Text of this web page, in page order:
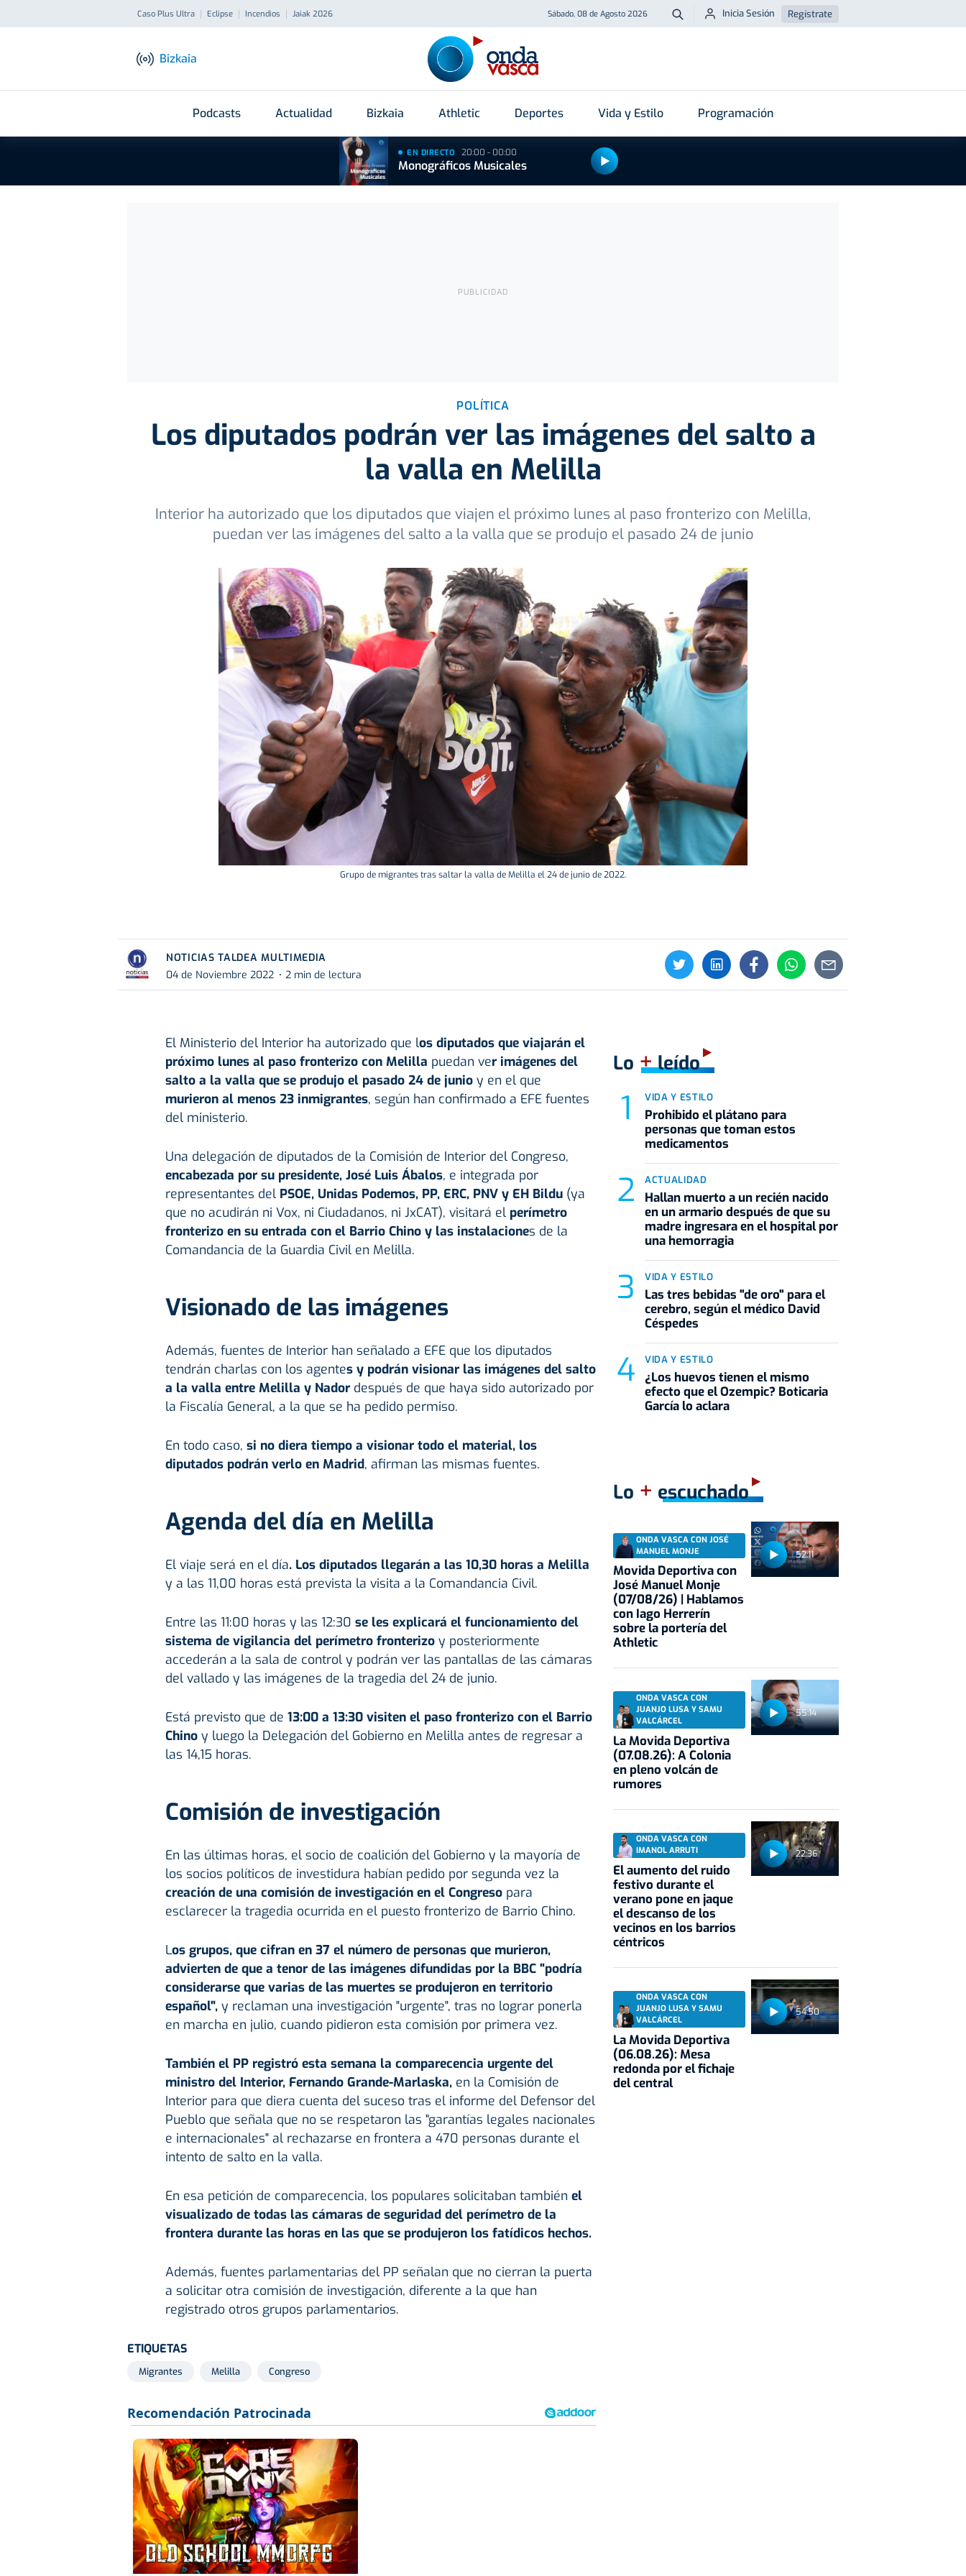
Caso Plus Ultra Eclipse Incendios Jaiak 2026 Sábado, 08 de Agosto 2026 Buscar
Inicia Sesión Regístrate
Bizkaia
Podcasts Actualidad Bizkaia Athletic Deportes Vida y Estilo Programación
EN DIRECTO 20:00 - 00:00
Monográficos Musicales
POLÍTICA
Los diputados podrán ver las imágenes del salto a
la valla en Melilla
Interior ha autorizado que los diputados que viajen el próximo lunes al paso fronterizo con Melilla,
puedan ver las imágenes del salto a la valla que se produjo el pasado 24 de junio
Grupo de migrantes tras saltar la valla de Melilla el 24 de junio de 2022.
NOTICIAS TALDEA MULTIMEDIA
04 de Noviembre 2022
2 min de lectura
El Ministerio del Interior ha autorizado que los diputados que viajarán el
próximo lunes al paso fronterizo con Melilla puedan ver imágenes del
salto a la valla que se produjo el pasado 24 de junioy en el que
murieron al menos 23 inmigrantes, según han confirmado a EFE fuentes
del ministerio.
Una delegación de diputados de la Comisión de Interior del Congreso,
encabezada por su presidente, José Luis Ábalos, e integrada por
representantes del PSOE, Unidas Podemos, PP, ERC, PNV y EH Bildu (ya
que no acudirán ni Vox, ni Ciudadanos, ni JxCAT), visitará el perímetro
fronterizo en su entrada con el Barrio Chino y las instalaciones de la
Comandancia de la Guardia Civil en Melilla.
Visionado de las imágenes
Además, fuentes de Interior han señalado a EFE que los diputados
tendrán charlas con los agentes y podrán visionar las imágenes del salto
a la valla entre Melilla y Nadordespués de que haya sido autorizado por
la Fiscalía General, a la que se ha pedido permiso.
En todo caso, si no diera tiempo a visionar todo el material, los
diputados podrán verlo en Madrid, afirman las mismas fuentes.
Agenda del día en Melilla
El viaje será en el día. Los diputados llegarán a las 10,30 horas a Melilla
y a las 11,00 horas está prevista la visita a la Comandancia Civil.
Entre las 11:00 horas y las 12:30 se les explicará el funcionamiento del
sistema de vigilancia del perímetro fronterizoy posteriormente
accederán a la sala de control y podrán ver las pantallas de las cámaras
del vallado y las imágenes de la tragedia del 24 de junio.
Está previsto que de 13:00 a 13:30 visiten el paso fronterizo con el Barrio
Chino y luego la Delegación del Gobierno en Melilla antes de regresar a
las 14,15 horas.
Comisión de investigación
En las últimas horas, el socio de coalición del Gobierno y la mayoría de
los socios políticos de investidura habían pedido por segunda vez la
creación de una comisión de investigación en el Congreso para
esclarecer la tragedia ocurrida en el puesto fronterizo de Barrio Chino.
Los grupos, que cifran en 37 el número de personas que murieron,
advierten de que a tenor de las imágenes difundidas por la BBC "podría
considerarse que varias de las muertes se produjeron en territorio
español", y reclaman una investigación "urgente", tras no lograr ponerla
en marcha en julio, cuando pidieron esta comisión por primera vez.
También el PP registró esta semana la comparecencia urgente del
ministro del Interior, Fernando Grande-Marlaska, en la Comisión de
Interior para que diera cuenta del suceso tras el informe del Defensor del
Pueblo que señala que no se respetaron las "garantías legales nacionales
e internacionales" al rechazarse en frontera a 470 personas durante el
intento de salto en la valla.
En esa petición de comparecencia, los populares solicitaban también el
visualizado de todas las cámaras de seguridad del perímetro de la
frontera durante las horas en las que se produjeron los fatídicos hechos.
Además, fuentes parlamentarias del PP señalan que no cierran la puerta
a solicitar otra comisión de investigación, diferente a la que han
registrado otros grupos parlamentarios.
ETIQUETAS
Migrantes Melilla Congreso
Lo +leído
VIDA Y ESTILO
Prohibido el plátano para
personas que toman estos
medicamentos
ACTUALIDAD
Hallan muerto a un recién nacido
en un armario después de que su
madre ingresara en el hospital por
una hemorragia
VIDA Y ESTILO
Las tres bebidas "de oro" para el
cerebro, según el médico David
Céspedes
VIDA Y ESTILO
¿Los huevos tienen el mismo
efecto que el Ozempic? Boticaria
García lo aclara
Lo + escuchado
52:11
ONDA VASCA CON JOSÉ
MANUEL MONJE
Movida Deportiva con
José Manuel Monje
(07/08/26) | Hablamos
con Iago Herrerín
sobre la portería del
Athletic
55:14
ONDA VASCA CON
JUANJO LUSA Y SAMU
VALCÁRCEL
La Movida Deportiva
(07.08.26): A Colonia
en pleno volcán de
rumores
22:36
ONDA VASCA CON
IMANOL ARRUTI
El aumento del ruido
festivo durante el
verano pone en jaque
el descanso de los
vecinos en los barrios
céntricos
54:50
ONDA VASCA CON
JUANJO LUSA Y SAMU
VALCÁRCEL
La Movida Deportiva
(06.08.26): Mesa
redonda por el fichaje
del central